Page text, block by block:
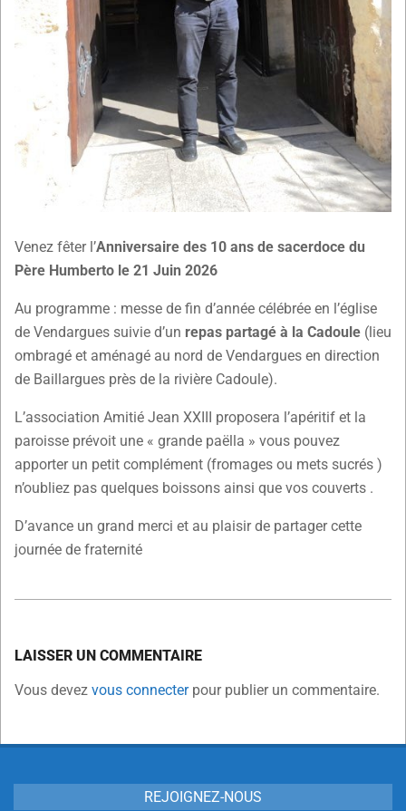
Venez fêter l’Anniversaire des 10 ans de sacerdoce du
Père Humberto le 21 Juin 2026
Au programme : messe de fin d’année célébrée en l’église
de Vendargues suivie d’un repas partagé à la Cadoule (lieu
ombragé et aménagé au nord de Vendargues en direction
de Baillargues près de la rivière Cadoule).
L’association Amitié Jean XXIII proposera l’apéritif et la
paroisse prévoit une « grande paëlla » vous pouvez
apporter un petit complément (fromages ou mets sucrés )
n’oubliez pas quelques boissons ainsi que vos couverts .
D’avance un grand merci et au plaisir de partager cette
journée de fraternité
18
LAISSER UN COMMENTAIRE
Vous devez vous connecterpour publier un commentaire.
REJOIGNEZ-NOUS